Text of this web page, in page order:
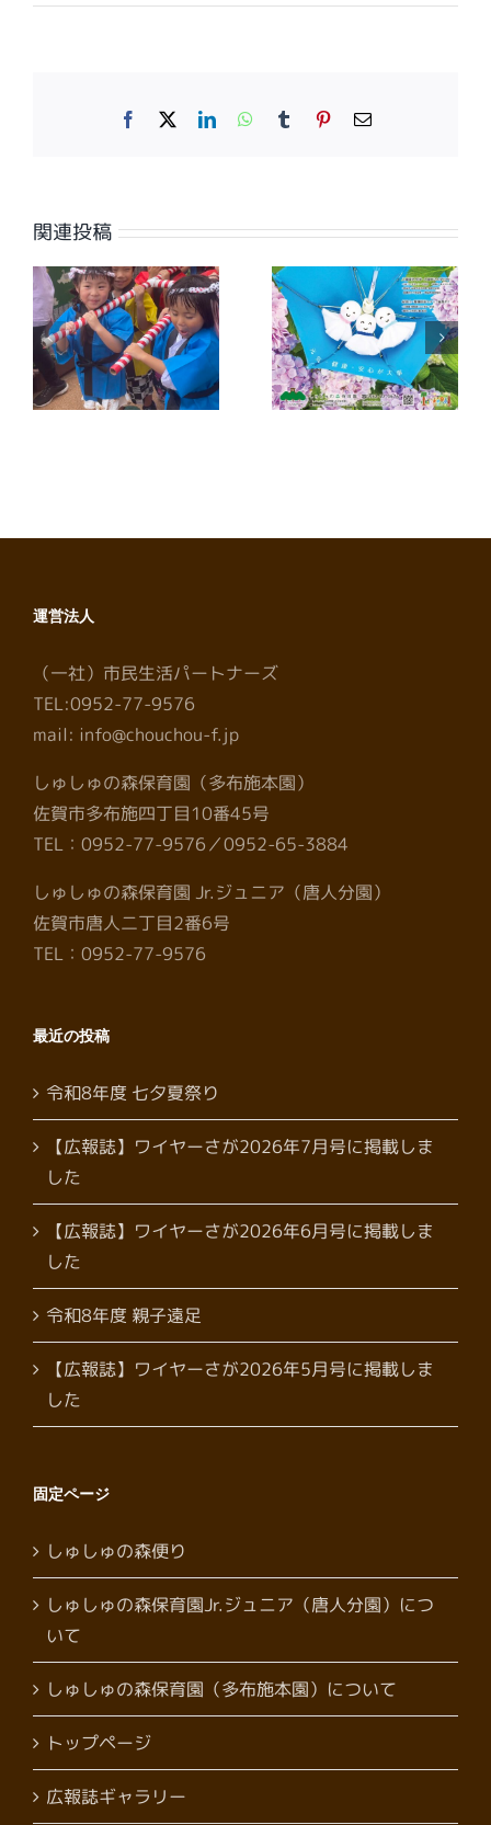
Facebook LinkedInWhatsApp
Tumblr Pinterest
電
関連投稿
【広報誌】ワイ
ヤーさが2026
年7月号に掲載
しました
【広報誌】ワイ
ヤーさが2026
年6月号に掲載
しました
運営法人
（一社）市民生活パートナーズ
TEL:0952-77-9576
mail: info@chouchou-f.jp
しゅしゅの森保育園（多布施本園）
佐賀市多布施四丁目10番45号
TEL：0952-77-9576／0952-65-3884
しゅしゅの森保育園 Jr.ジュニア（唐人分園）
佐賀市唐人二丁目2番6号
TEL：0952-77-9576
最近の投稿
令和8年度 七夕夏祭り
【広報誌】ワイヤーさが2026年7月号に掲載しま
した
【広報誌】ワイヤーさが2026年6月号に掲載しま
した
令和8年度 親子遠足
【広報誌】ワイヤーさが2026年5月号に掲載しま
した
固定ページ
しゅしゅの森便り
しゅしゅの森保育園Jr.ジュニア（唐人分園）につ
いて
しゅしゅの森保育園（多布施本園）について
トップページ
広報誌ギャラリー